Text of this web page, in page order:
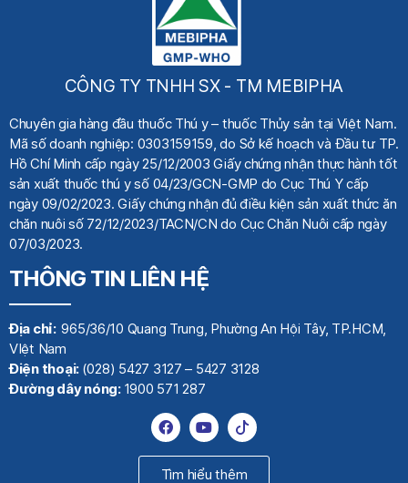
CÔNG TY TNHH SX - TM MEBIPHA
Chuyên gia hàng đầu thuốc Thú y– thuốc Thủy sản tại Việt Nam.
Mã số doanh nghiệp: 0303159159, do Sở kế hoạch và Đầu tư TP.
Hồ Chí Minh cấp ngày 25/12/2003 Giấy chứng nhận thực hành tốt
sản xuất thuốc thú y số 04/23/GCN-GMP do Cục Thú Y cấp
ngày 09/02/2023. Giấy chứng nhận đủ điều kiện sản xuất thức ăn
chăn nuôi số 72/12/2023/TACN/CN do Cục Chăn Nuôi cấp ngày
07/03/2023.
THÔNG TIN LIÊN HỆ
Địa chỉ:965/36/10 Quang Trung, Phường An Hội Tây, TP.HCM,
VIệt Nam
Điện thoại: (028) 5427 3127 – 5427 3128
Đường dây nóng: 1900 571 287
Tìm hiểu thêm